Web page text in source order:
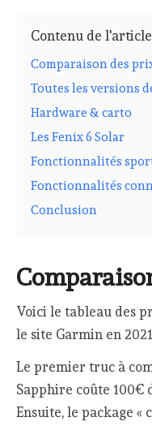
Contenu de l'article
Comparaison des
Toutes les versions
Hardware & carto
Les Fenix 6 Solar
Fonctionnalités
Fonctionnalités
Conclusion
Voici le tableau des
le site Garmin en
Le premier truc à
Sapphire coûte 100€
Ensuite, le package